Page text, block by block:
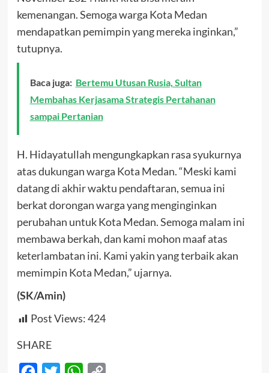
kemenangan. Semoga warga Kota Medan
mendapatkan pemimpin yang mereka inginkan,”
tutupnya.
Baca juga: Bertemu Utusan Rusia, Sultan
Membahas Kerjasama Strategis Pertahanan
sampai Pertanian
H. Hidayatullah mengungkapkan rasa syukurnya
atas dukungan warga Kota Medan. “Meski kami
datang di akhir waktu pendaftaran, semua ini
berkat dorongan warga yang menginginkan
perubahan untuk Kota Medan. Semoga malam ini
membawa berkah, dan kami mohon maaf atas
keterlambatan ini. Kami yakin yang terbaik akan
memimpin Kota Medan,” ujarnya.
(SK/Amin)
Post Views:424
SHARE